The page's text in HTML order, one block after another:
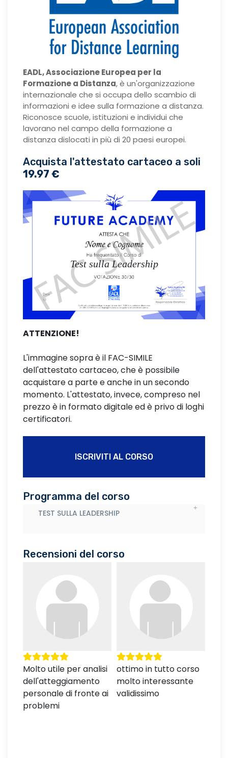
EADL, Associazione Europea per la
Formazione a Distanza, è un'organizzazione
internazionale che si occupa dello scambio di
informazioni e idee sulla formazione a distanza.
Riconosce scuole, istituzioni e individui che
lavorano nel campo della formazione a
distanza dislocati in più di 20 paesi europei.
Acquista l'attestato cartaceo a soli
19.97 €
Test sulla Leadership
ATTENZIONE!
L'immagine sopra è il FAC-SIMILE
dell'attestato cartaceo, che è possibile
acquistare a parte e anche in un secondo
momento. L'attestato, invece, compreso nel
prezzo è in formato digitale ed è privo di loghi
certificatori.
ISCRIVITI AL CORSO
Programma del corso
TEST SULLA LEADERSHIP
Recensioni del corso
Molto utile per analisi
dell'atteggiamento
personale di fronte ai
problemi
ottimo in tutto corso
molto interessante
validissimo